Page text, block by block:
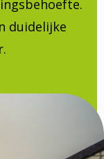
duidelijke